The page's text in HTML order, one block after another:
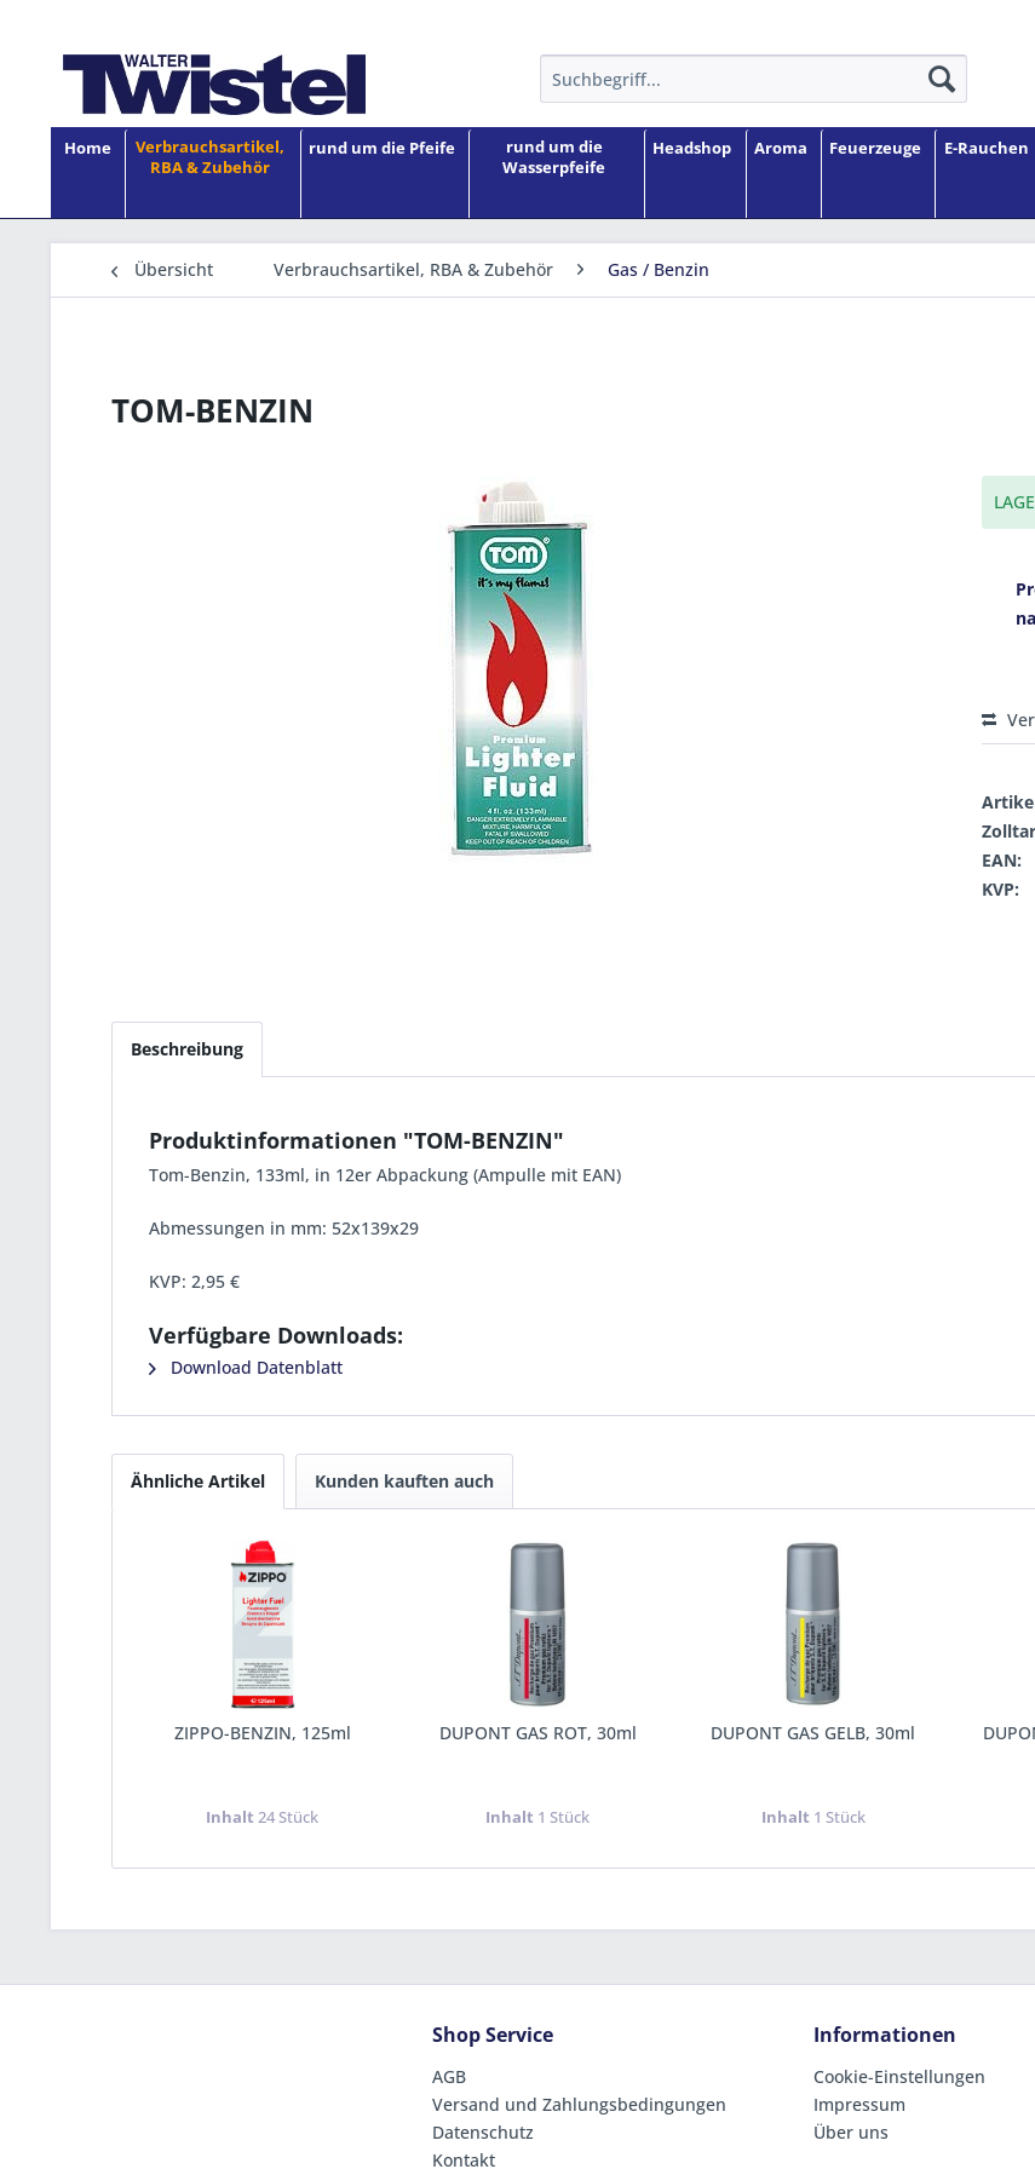
Home
Verbrauchsartikel,
RBA & Zubehör
rund um die Pfeife
rund um die
Wasserpfeife
Headshop Aroma Feuerzeuge E-Rauchen
Übersicht Verbrauchsartikel, RBA & Zubehör Gas / Benzin
TOM-BENZIN
EAN:
KVP:
Beschreibung
Produktinformationen "TOM-BENZIN"
Tom-Benzin, 133ml, in 12er Abpackung (Ampulle mit EAN)
Abmessungen in mm: 52x139x29
KVP: 2,95 €
Verfügbare Downloads:
Download Datenblatt
Ähnliche Artikel Kunden kauften auch
ZIPPO-BENZIN, 125ml
Inhalt 24 Stück
DUPONT GAS ROT, 30ml
Inhalt 1 Stück
DUPONT GAS GELB, 30ml
Inhalt 1 Stück
Shop Service
AGB
Versand und Zahlungsbedingungen
Datenschutz
Kontakt
Informationen
Cookie-Einstellungen
Impressum
Über uns